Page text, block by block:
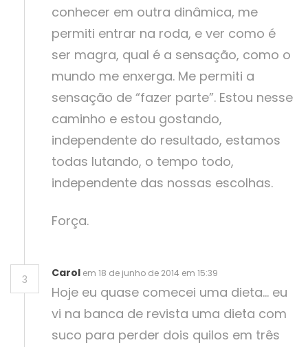
conhecer em outra dinâmica, me
permiti entrar na roda, e ver como é
ser magra, qual é a sensação, como o
mundo me enxerga. Me permiti a
sensação de “fazer parte”. Estou nesse
caminho e estou gostando,
independente do resultado, estamos
todas lutando, o tempo todo,
independente das nossas escolhas.
Força.
3 Carol em 18 de junho de 2014 em 15:39
Hoje eu quase comecei uma dieta… eu
vi na banca de revista uma dieta com
suco para perder dois quilos em três